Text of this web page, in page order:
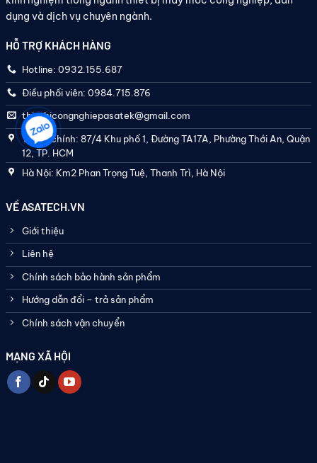
dụng và dịch vụ chuyên ngành.
HỖ TRỢ KHÁCH HÀNG
Hotline: 0932.155.687
Điều phối viên: 0984.715.876
thietbicongnghiepasatek@gmail.com
Trụ sở chính: 87/4 Khu phố 1, Đường TA17A, Phường Thới An, Quận
12, TP. HCM
Hà Nội: Km2 Phan Trọng Tuệ, Thanh Trì, Hà Nội
VỀ ASATECH.VN
Giới thiệu
Liên hệ
Chính sách bảo hành sản phẩm
Hướng dẫn đổi – trả sản phẩm
Chính sách vận chuyển
MẠNG XÃ HỘI